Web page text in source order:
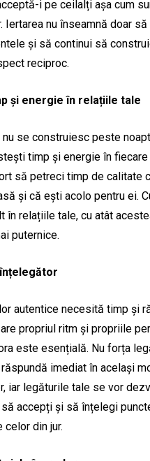
i pe ceilalți așa cum
Iertarea nu înseamnă doar
și să continui să
reciproc.
și energie în relațiile tale
nu se construiesc peste
timp și energie în
să petreci timp de calitate
și că ești acolo pentru ei.
în relațiile tale, cu atât
puternice.
autentice necesită timp și
propriul ritm și propriile
este esențială. Nu forța
imediat în același
iar legăturile tale se vor
accepți și să înțelegi
din jur.